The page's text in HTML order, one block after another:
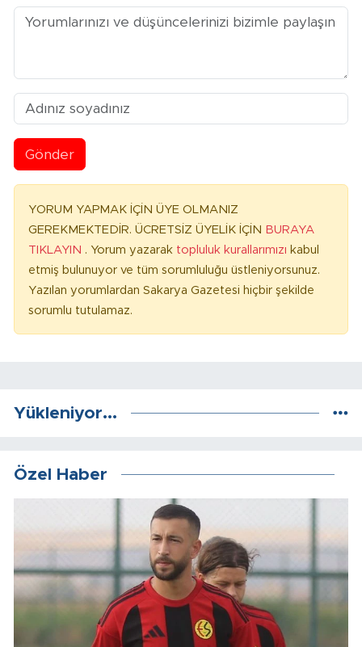
Gönder
YORUM YAPMAK İÇİN ÜYE OLMANIZ
GEREKMEKTEDİR. ÜCRETSİZ ÜYELİK İÇİN BURAYA
TIKLAYIN . Yorum yazarak topluluk kurallarımızı kabul
etmiş bulunuyor ve tüm sorumluluğu üstleniyorsunuz.
Yazılan yorumlardan Sakarya Gazetesi hiçbir şekilde
sorumlu tutulamaz.
Yükleniyor...
Özel Haber